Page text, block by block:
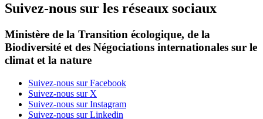
Suivez-nous sur les réseaux sociaux
Ministère de la Transition écologique, de la
Biodiversité et des Négociations internationales sur le
climat et la nature
Suivez-nous sur Facebook
Suivez-nous sur X
Suivez-nous sur Instagram
Suivez-nous sur Linkedin